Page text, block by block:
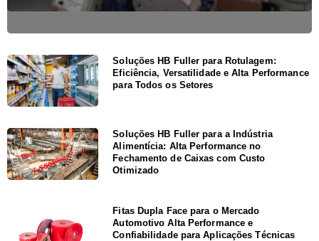
Soluções HB Fuller para Rotulagem:
Eficiência, Versatilidade e Alta Performance
para Todos os Setores
Soluções HB Fuller para a Indústria
Alimentícia: Alta Performance no
Fechamento de Caixas com Custo
Otimizado
Fitas Dupla Face para o Mercado
Automotivo Alta Performance e
Confiabilidade para Aplicações Técnicas